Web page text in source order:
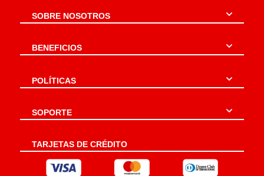
SOBRE NOSOTROS
BENEFICIOS
POLÍTICAS
SOPORTE
TARJETAS DE CRÉDITO